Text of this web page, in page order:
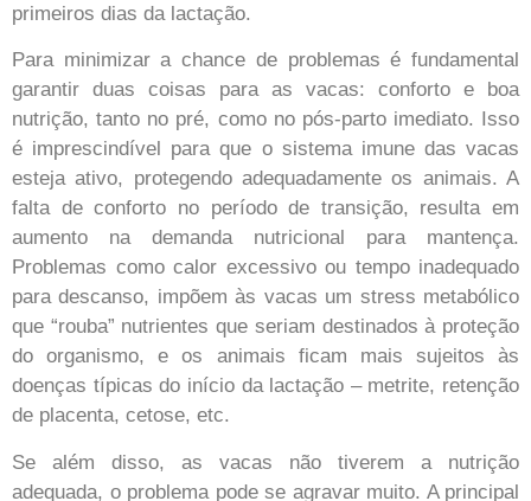
primeiros dias da lactação.
Para minimizar a chance de problemas é fundamental
garantir duas coisas para as vacas: conforto e boa
nutrição, tanto no pré, como no pós-parto imediato. Isso
é imprescindível para que o sistema imune das vacas
esteja ativo, protegendo adequadamente os animais. A
falta de conforto no período de transição, resulta em
aumento na demanda nutricional para mantença.
Problemas como calor excessivo ou tempo inadequado
para descanso, impõem às vacas um stress metabólico
que “rouba” nutrientes que seriam destinados à proteção
do organismo, e os animais ficam mais sujeitos às
doenças típicas do início da lactação – metrite, retenção
de placenta, cetose, etc.
Se além disso, as vacas não tiverem a nutrição
adequada, o problema pode se agravar muito. A principal